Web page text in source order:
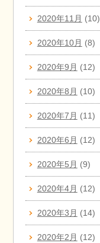
2020年11月 (10)
2020年10月 (8)
2020年9月 (12)
2020年8月 (10)
2020年7月 (11)
2020年6月 (12)
2020年5月 (9)
2020年4月 (12)
2020年3月 (14)
2020年2月 (12)